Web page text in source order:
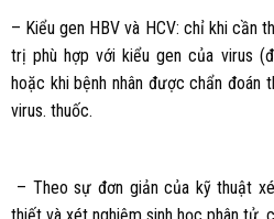
– Kiểu gen HBV và HCV: chỉ khi cần
trị phù hợp với kiểu gen của virus
hoặc khi bệnh nhân được chẩn đoán
virus. thuốc.
– Theo sự đơn giản của kỹ thuật